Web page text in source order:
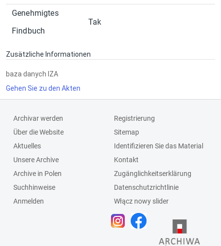
Genehmigtes
Findbuch
Tak
Zusätzliche Informationen
baza danych IZA
Gehen Sie zu den Akten
Archivar werden
Über die Website
Aktuelles
Unsere Archive
Archive in Polen
Suchhinweise
Anmelden
Registrierung
Sitemap
Identifizieren Sie das Material
Kontakt
Zugänglichkeitserklärung
Datenschutzrichtlinie
Włącz nowy slider